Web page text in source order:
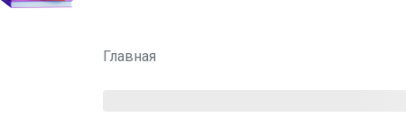
Главная